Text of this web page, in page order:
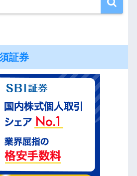
証券